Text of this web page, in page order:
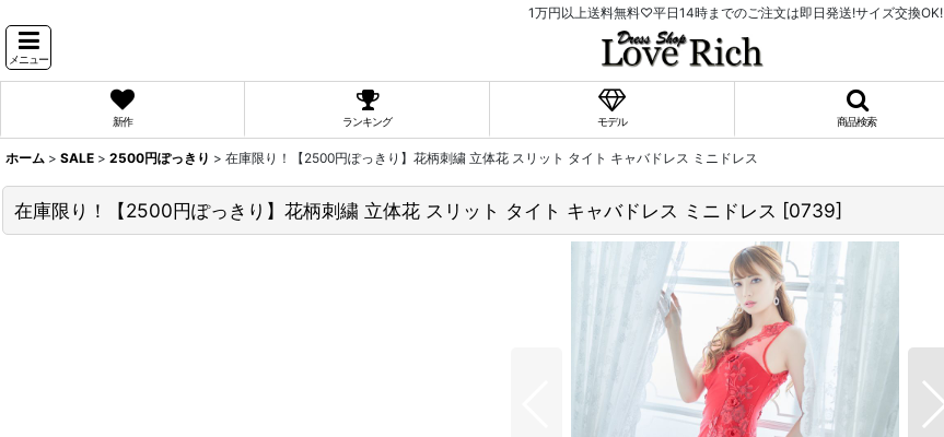
1万円以上送料無料♡平日14時までのご注文は即日発送!サイズ交換OK!
メニュー
新作 ランキング モデル 商品検索
ホーム > SALE > 2500円ぽっきり > 在庫限り！【2500円ぽっきり】花柄刺繍 立体花 スリット タイト キャバドレス ミニドレス
在庫限り！【2500円ぽっきり】花柄刺繍 立体花 スリット タイト キャバドレス ミニドレス [0739]